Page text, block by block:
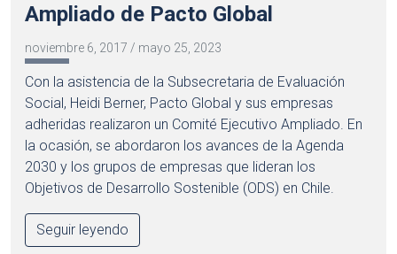
Ampliado de Pacto Global
noviembre 6, 2017 / mayo 25, 2023
Con la asistencia de la Subsecretaria de Evaluación
Social, Heidi Berner, Pacto Global y sus empresas
adheridas realizaron un Comité Ejecutivo Ampliado. En
la ocasión, se abordaron los avances de la Agenda
2030 y los grupos de empresas que lideran los
Objetivos de Desarrollo Sostenible (ODS) en Chile.
Seguir leyendo